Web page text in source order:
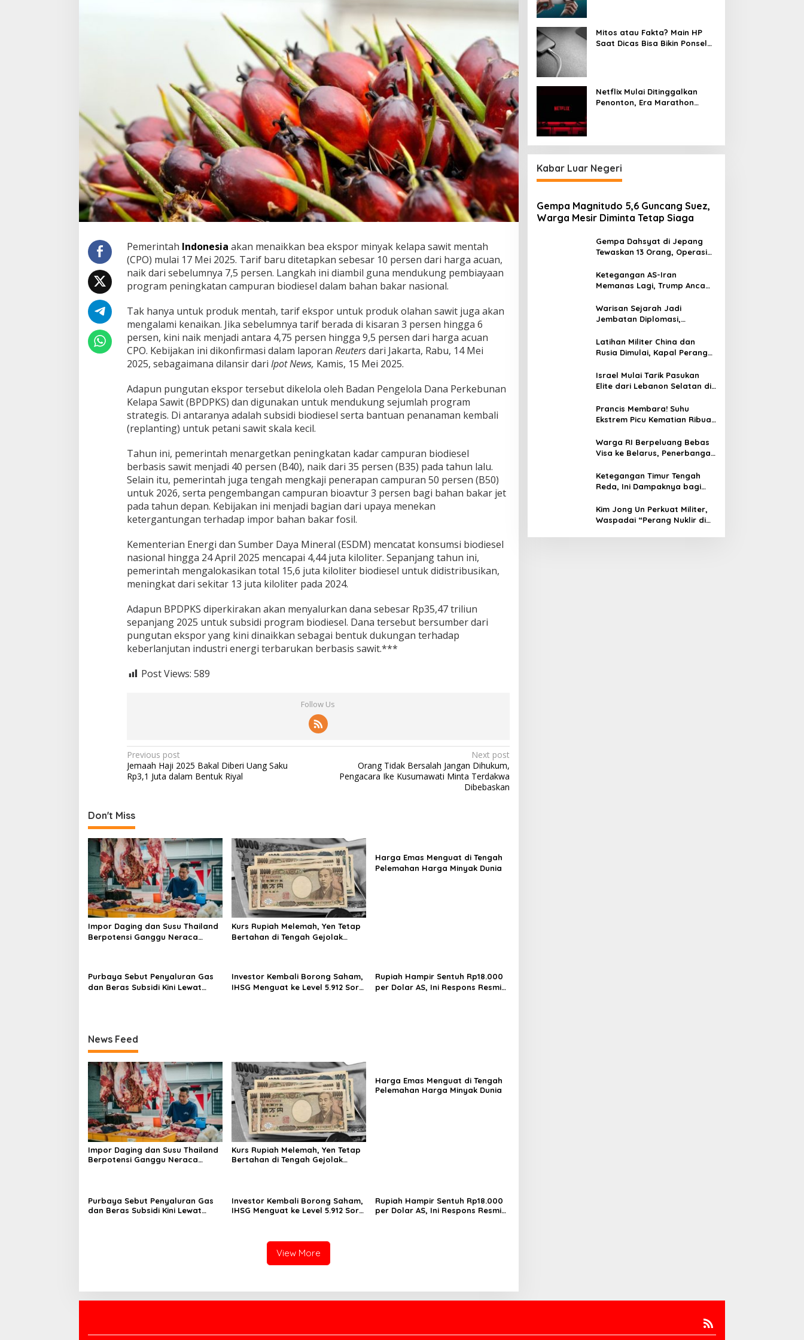
a
E
k
s
p
o
C
P
O
u
n
t
u
B
i
a
y
a
M
a
n
d
a
t
i
o
d
i
e
e
Pemerintah Indonesia akan menaikkan bea ekspor minyak kelapa sawit mentah
(CPO) mulai 17 Mei 2025. Tarif baru ditetapkan sebesar 10 persen dari harga acuan,
naik dari sebelumnya 7,5 persen. Langkah ini diambil guna mendukung pembiayaan
program peningkatan campuran biodiesel dalam bahan bakar nasional.
Tak hanya untuk produk mentah, tarif ekspor untuk produk olahan sawit juga akan
mengalami kenaikan. Jika sebelumnya tarif berada di kisaran 3 persen hingga 6
persen, kini naik menjadi antara 4,75 persen hingga 9,5 persen dari harga acuan
CPO. Kebijakan ini dikonfirmasi dalam laporan Reutersdari Jakarta, Rabu, 14 Mei
2025, sebagaimana dilansir dari Ipot News, Kamis, 15 Mei 2025.
Adapun pungutan ekspor tersebut dikelola oleh Badan Pengelola Dana Perkebunan
Kelapa Sawit (BPDPKS) dan digunakan untuk mendukung sejumlah program
strategis. Di antaranya adalah subsidi biodiesel serta bantuan penanaman kembali
(replanting) untuk petani sawit skala kecil.
Tahun ini, pemerintah menargetkan peningkatan kadar campuran biodiesel
berbasis sawit menjadi 40 persen (B40), naik dari 35 persen (B35) pada tahun lalu.
Selain itu, pemerintah juga tengah mengkaji penerapan campuran 50 persen (B50)
untuk 2026, serta pengembangan campuran bioavtur 3 persen bagi bahan bakar jet
pada tahun depan. Kebijakan ini menjadi bagian dari upaya menekan
ketergantungan terhadap impor bahan bakar fosil.
Kementerian Energi dan Sumber Daya Mineral (ESDM) mencatat konsumsi biodiesel
nasional hingga 24 April 2025 mencapai 4,44 juta kiloliter. Sepanjang tahun ini,
pemerintah mengalokasikan total 15,6 juta kiloliter biodiesel untuk didistribusikan,
meningkat dari sekitar 13 juta kiloliter pada 2024.
Adapun BPDPKS diperkirakan akan menyalurkan dana sebesar Rp35,47 triliun
sepanjang 2025 untuk subsidi program biodiesel. Dana tersebut bersumber dari
pungutan ekspor yang kini dinaikkan sebagai bentuk dukungan terhadap
keberlanjutan industri energi terbarukan berbasis sawit.***
Post Views: 589
Follow Us
P
o
n
a
v
i
g
a
t
i
n
Previous post
Jemaah Haji 2025 Bakal Diberi Uang Saku
Rp3,1 Juta dalam Bentuk Riyal
Next post
Orang Tidak Bersalah Jangan Dihukum,
Pengacara Ike Kusumawati Minta Terdakwa
Dibebaskan
Don't Miss
Impor Daging dan Susu Thailand
Berpotensi Ganggu Neraca
Kurs Rupiah Melemah, Yen Tetap
Bertahan di Tengah Gejolak
Harga Emas Menguat di Tengah
Pelemahan Harga Minyak Dunia
Purbaya Sebut Penyaluran Gas
dan Beras Subsidi Kini Lewat
Investor Kembali Borong Saham,
IHSG Menguat ke Level 5.912 Sore
Rupiah Hampir Sentuh Rp18.000
per Dolar AS, Ini Respons Resmi
News Feed
Impor Daging dan Susu Thailand
Berpotensi Ganggu Neraca
Kurs Rupiah Melemah, Yen Tetap
Bertahan di Tengah Gejolak
Harga Emas Menguat di Tengah
Pelemahan Harga Minyak Dunia
Purbaya Sebut Penyaluran Gas
dan Beras Subsidi Kini Lewat
Investor Kembali Borong Saham,
IHSG Menguat ke Level 5.912 Sore
Rupiah Hampir Sentuh Rp18.000
per Dolar AS, Ini Respons Resmi
View More
Mitos atau Fakta? Main HP
Saat Dicas Bisa Bikin Ponsel
Netflix Mulai Ditinggalkan
Penonton, Era Marathon
Kabar Luar Negeri
Gempa Magnitudo 5,6 Guncang Suez,
Warga Mesir Diminta Tetap Siaga
Gempa Dahsyat di Jepang
Tewaskan 13 Orang, Operasi
Ketegangan AS-Iran
Memanas Lagi, Trump Ancam
Warisan Sejarah Jadi
Jembatan Diplomasi,
Konservasi Prambanan
Latihan Militer China dan
Rusia Dimulai, Kapal Perang
Dikerahkan
Israel Mulai Tarik Pasukan
Elite dari Lebanon Selatan di
Hizbullah
Prancis Membara! Suhu
Ekstrem Picu Kematian Ribuan
Warga RI Berpeluang Bebas
Visa ke Belarus, Penerbangan
Ketegangan Timur Tengah
Reda, Ini Dampaknya bagi
Kim Jong Un Perkuat Militer,
Waspadai “Perang Nuklir di